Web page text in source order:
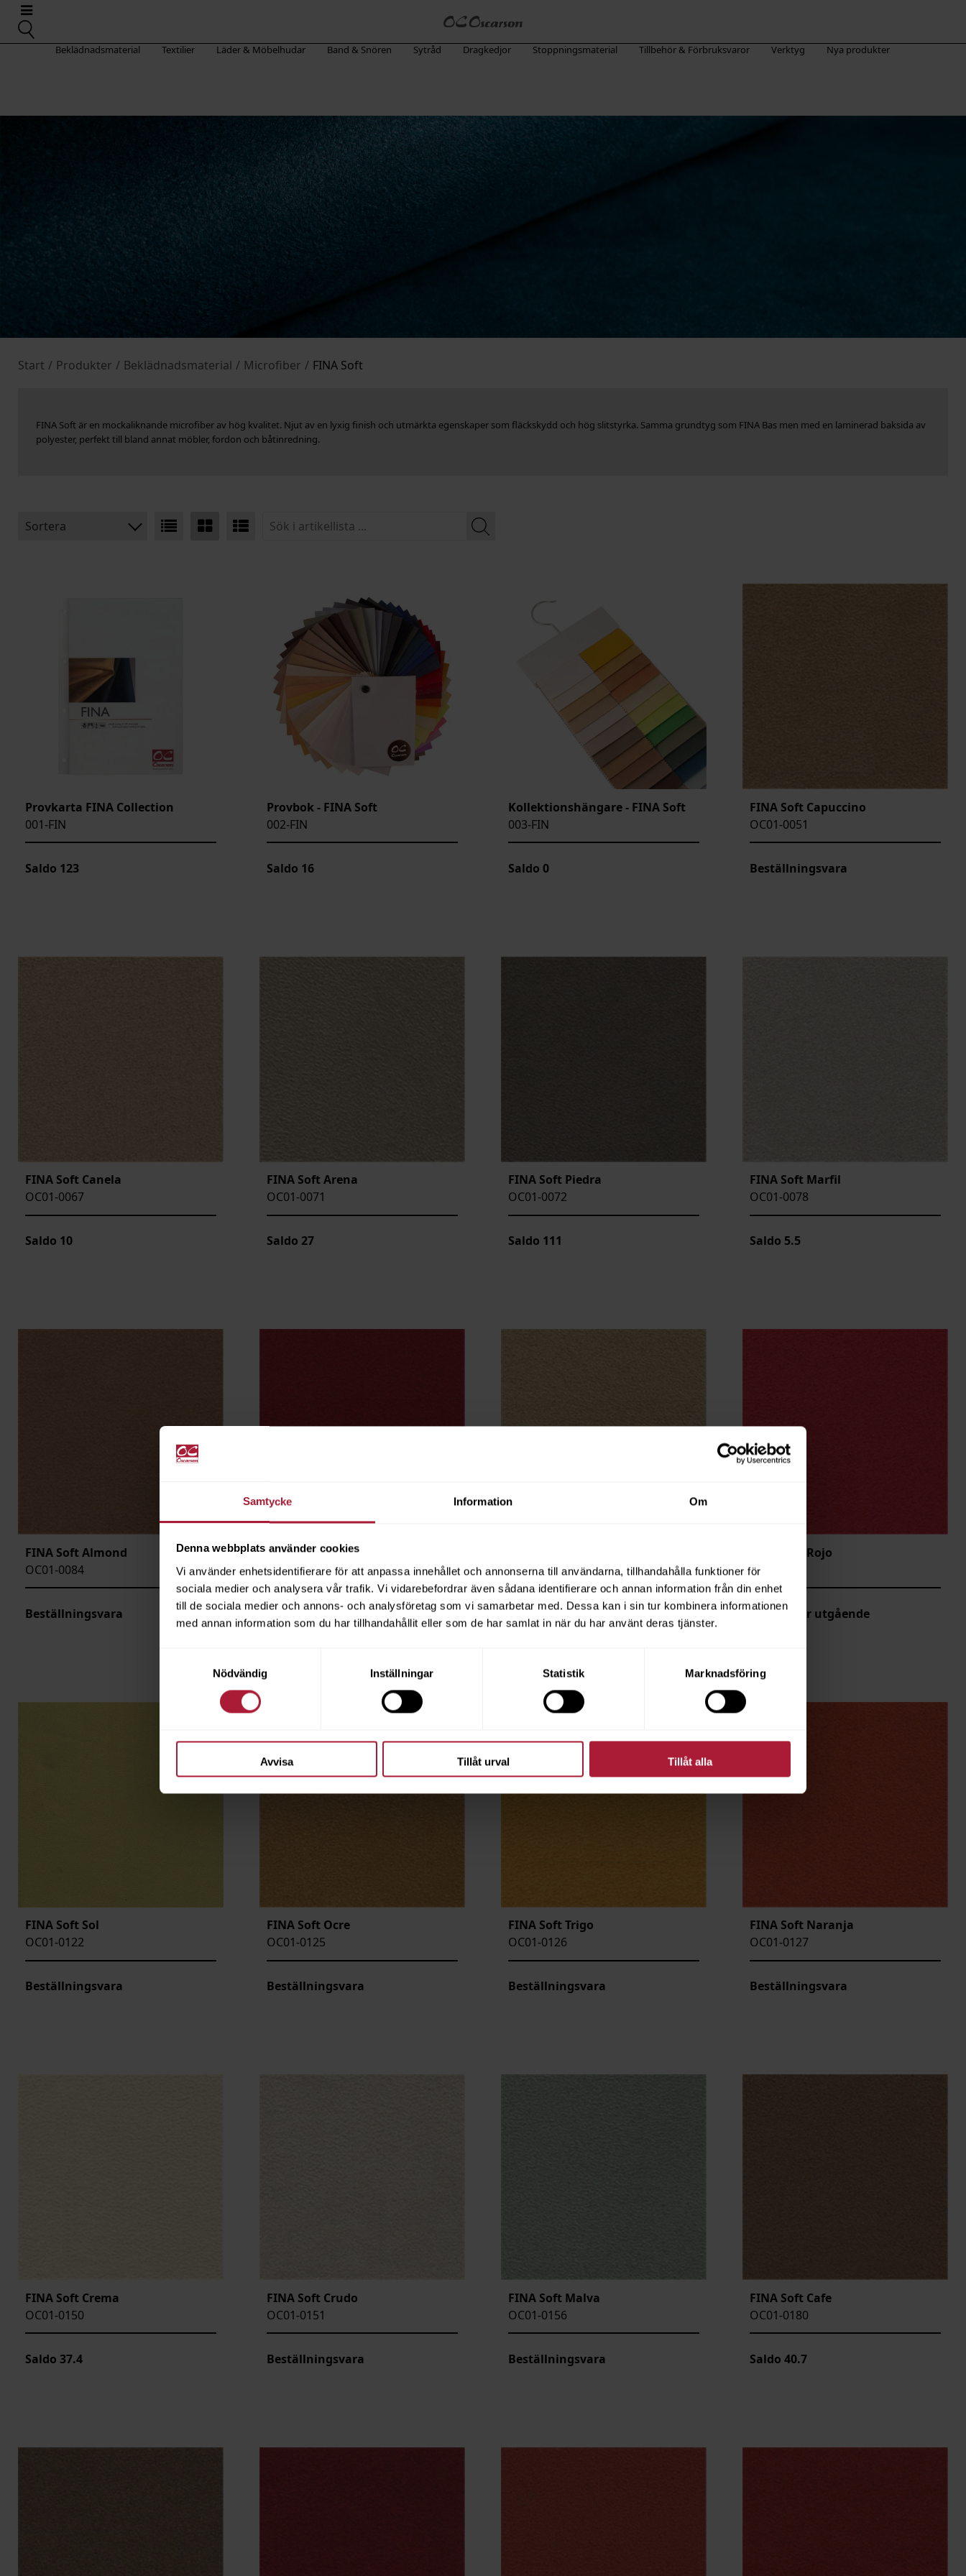
Samtycke Information Om
Denna webbplats använder cookies
Vi använder enhetsidentifierare för att anpassa innehållet och annonserna till användarna, tillhandahålla funktioner för
sociala medier och analysera vår trafik. Vi vidarebefordrar även sådana identifierare och annan information från din enhet
till de sociala medier och annons- och analysföretag som vi samarbetar med. Dessa kan i sin tur kombinera informationen
med annan information som du har tillhandahållit eller som de har samlat in när du har använt deras tjänster.
Nödvändig
Inställningar Statistik Marknadsföring
Avvisa Tillåt urval Tillåt alla
Beklädnadsmaterial Textilier Läder & Möbelhudar Band & Snören Sytråd Dragkedjor Stoppningsmaterial Tillbehör & Förbruksvaror Verktyg Nya produkter
Start / Produkter / Beklädnadsmaterial / Microfiber / FINA Soft
FINA Soft är en mockaliknande microfiber av hög kvalitet. Njut av en lyxig finish och utmärkta egenskaper som fläckskydd och hög slitstyrka. Samma grundtyg som FINA Bas men med en laminerad baksida av
polyester, perfekt till bland annat möbler, fordon och båtinredning.
Sortera
Provkarta FINA Collection
001-FIN
Saldo 123
Provbok - FINA Soft
002-FIN
Saldo 16
Kollektionshängare - FINA Soft
003-FIN
Saldo 0
FINA Soft Capuccino
OC01-0051
Beställningsvara
FINA Soft Canela
OC01-0067
Saldo 10
FINA Soft Arena
OC01-0071
Saldo 27
FINA Soft Piedra
OC01-0072
Saldo 111
FINA Soft Marfil
OC01-0078
Saldo 5.5
FINA Soft Almond
OC01-0084
Beställningsvara
FINA Soft Rubin
OC01-0096
Saldo 81.8
OC01-0110
Beställningsvara
FINA Soft Rojo
OC01-0121
Artikeln är utgående
FINA Soft Sol
OC01-0122
Beställningsvara
FINA Soft Ocre
OC01-0125
Beställningsvara
FINA Soft Trigo
OC01-0126
Beställningsvara
FINA Soft Naranja
OC01-0127
Beställningsvara
FINA Soft Crema
OC01-0150
Saldo 37.4
FINA Soft Crudo
OC01-0151
Beställningsvara
FINA Soft Malva
OC01-0156
Beställningsvara
FINA Soft Cafe
OC01-0180
Saldo 40.7